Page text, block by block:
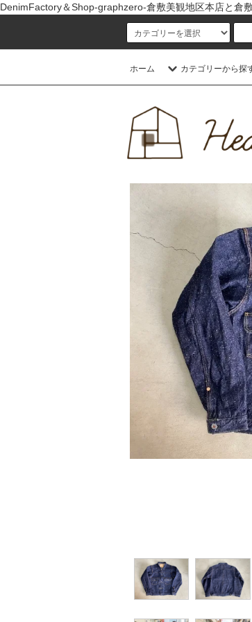
DenimFactory＆Shop-graphzero-倉敷美観地区本店と倉
ホーム カテゴリーから探